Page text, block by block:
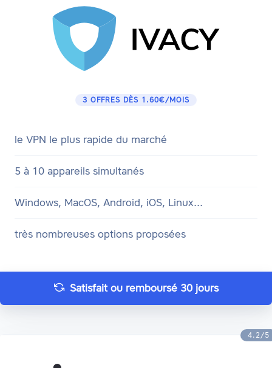
3 OFFRES DÈS 1.60€/MOIS
le VPN le plus rapide du marché
5 à 10 appareils simultanés
Windows, MacOS, Android, iOS, Linux...
très nombreuses options proposées
Satisfait ou remboursé 30 jours
4.2/5